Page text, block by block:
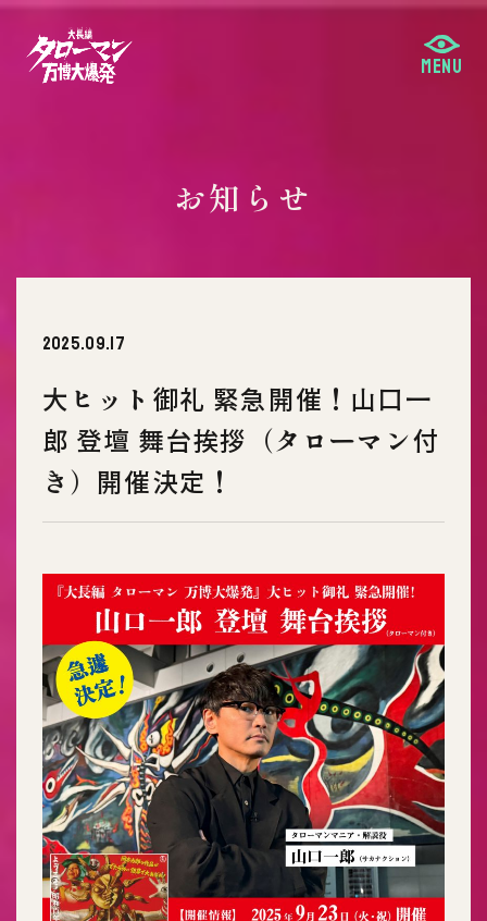
お知らせ
2025.09.17
大ヒット御礼 緊急開催！山口一
郎 登壇 舞台挨拶（タローマン付
き）開催決定！